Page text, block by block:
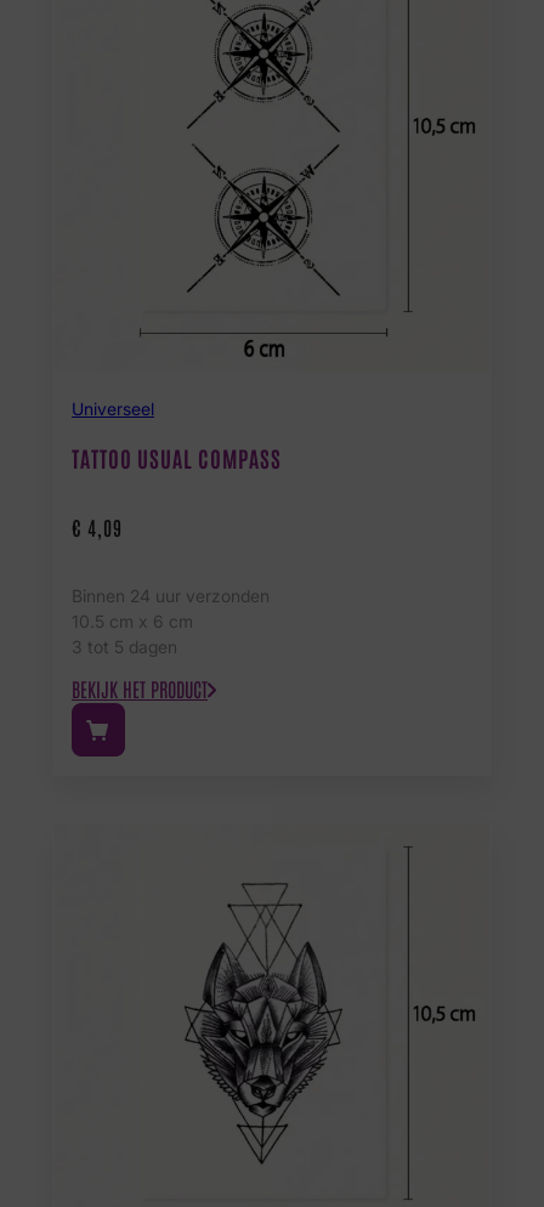
Universeel
TATTOO USUAL COMPASS
€ 4,09
Binnen 24 uur verzonden
10.5 cm x 6 cm
3 tot 5 dagen
BEKIJK HET PRODUCT